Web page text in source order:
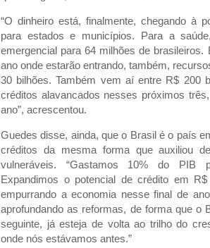
“O dinheiro está, finalmente, chegando à
para estados e municípios. Para a
emergencial para 64 milhões de
ano onde estarão entrando, também,
30 bilhões. Também vem aí entre R$ 200
créditos alavancados nesses próximos
ano”, acrescentou.
Guedes disse, ainda, que o Brasil é o país
créditos da mesma forma que auxiliou
vulneráveis. “Gastamos 10% do PIB
Expandimos o potencial de crédito em
empurrando a economia nesse final de
aprofundando as reformas, de forma que o
seguinte, já esteja de volta ao trilho do
onde nós estávamos antes.”